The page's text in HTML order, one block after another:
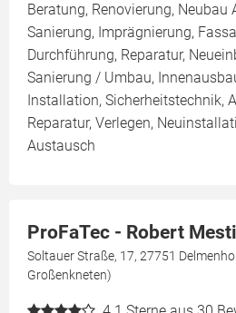
Beratung, Renovierung, Neubau
Sanierung, Imprägnierung,
Durchführung, Reparatur,
Sanierung / Umbau,
Installation, Sicherheitstechnik,
Reparatur, Verlegen,
Austausch
ProFaTec - Robert
Soltauer Straße, 17, 27751
Großenkneten)